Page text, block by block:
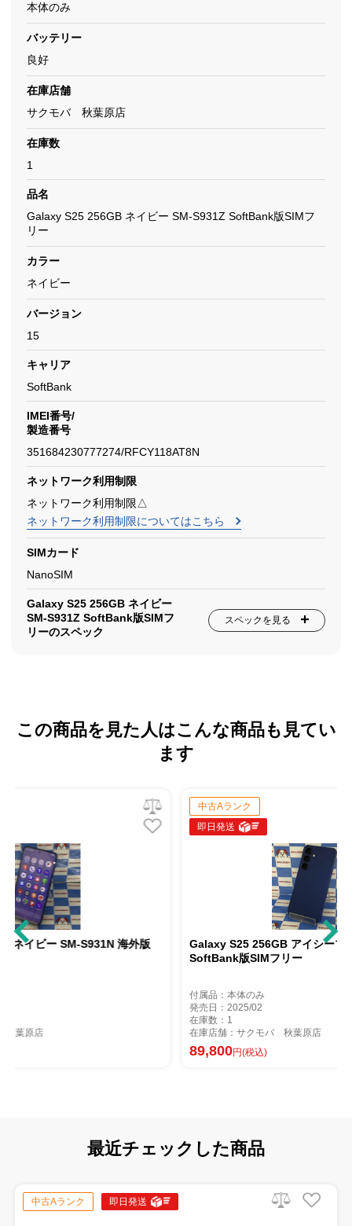
本体のみ
バッテリー
良好
在庫店舗
サクモバ 秋葉原店
在庫数
1
品名
Galaxy S25 256GB ネイビー SM-S931Z SoftBank版SIMフ
リー
カラー
ネイビー
バージョン
15
キャリア
SoftBank
IMEI番号/
製造番号
351684230777274/RFCY118AT8N
ネットワーク利用制限
ネットワーク利用制限△
ネットワーク利用制限についてはこちら
SIMカード
NanoSIM
Galaxy S25 256GB ネイビー
SM-S931Z SoftBank版SIMフ
リーのスペック
スペックを見る
この商品を見た人はこんな商品も見てい
ます
海外版
中古Aランク
Galaxy S25 256GB アイシーブルー SM-S931Z
SoftBank版SIMフリー
在庫店舗：サクモバ 秋葉原店
最近チェックした商品
中古Aランク 即日発送